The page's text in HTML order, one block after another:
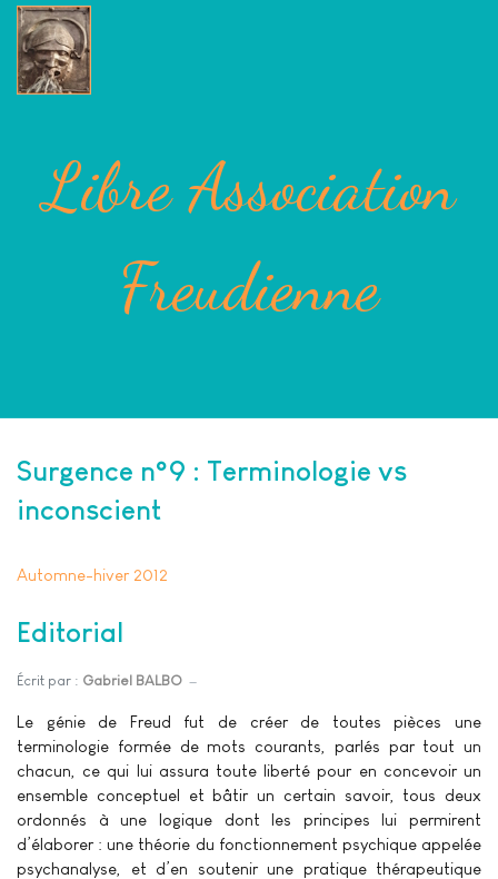
Libre Association
Freudienne
Surgence n°9 : Terminologie vs
inconscient
Automne-hiver 2012
Editorial
Écrit par : Gabriel BALBO
Le génie de Freud fut de créer de toutes pièces une
terminologie formée de mots courants, parlés par tout un
chacun, ce qui lui assura toute liberté pour en concevoir un
ensemble conceptuel et bâtir un certain savoir, tous deux
ordonnés à une logique dont les principes lui permirent
d’élaborer : une théorie du fonctionnement psychique appelée
psychanalyse, et d’en soutenir une pratique thérapeutique